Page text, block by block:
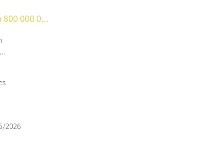
800 000 0...
2026